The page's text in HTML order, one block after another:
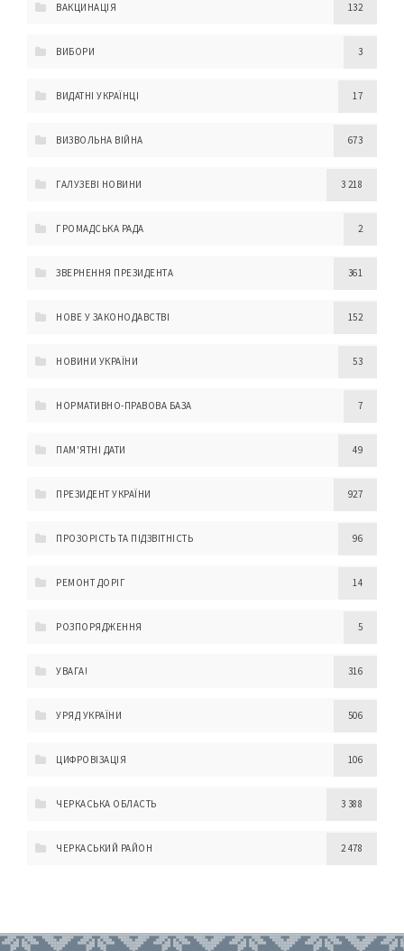
ВАКЦИНАЦІЯ 132
ВИБОРИ 3
ВИДАТНІ УКРАЇНЦІ 17
ВИЗВОЛЬНА ВІЙНА 673
ГАЛУЗЕВІ НОВИНИ 3 218
ГРОМАДСЬКА РАДА 2
ЗВЕРНЕННЯ ПРЕЗИДЕНТА 361
НОВЕ У ЗАКОНОДАВСТВІ 152
НОВИНИ УКРАЇНИ 53
НОРМАТИВНО-ПРАВОВА БАЗА 7
ПАМ'ЯТНІ ДАТИ 49
ПРЕЗИДЕНТ УКРАЇНИ 927
ПРОЗОРІСТЬ ТА ПІДЗВІТНІСТЬ 96
РЕМОНТ ДОРІГ 14
РОЗПОРЯДЖЕННЯ 5
УВАГА! 316
УРЯД УКРАЇНИ 506
ЦИФРОВІЗАЦІЯ 106
ЧЕРКАСЬКА ОБЛАСТЬ 3 388
ЧЕРКАСЬКИЙ РАЙОН 2 478